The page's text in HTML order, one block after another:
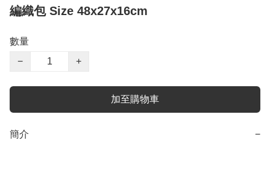
編織包 Size 48x27x16cm
數量
−
+
加至購物車
簡介 −